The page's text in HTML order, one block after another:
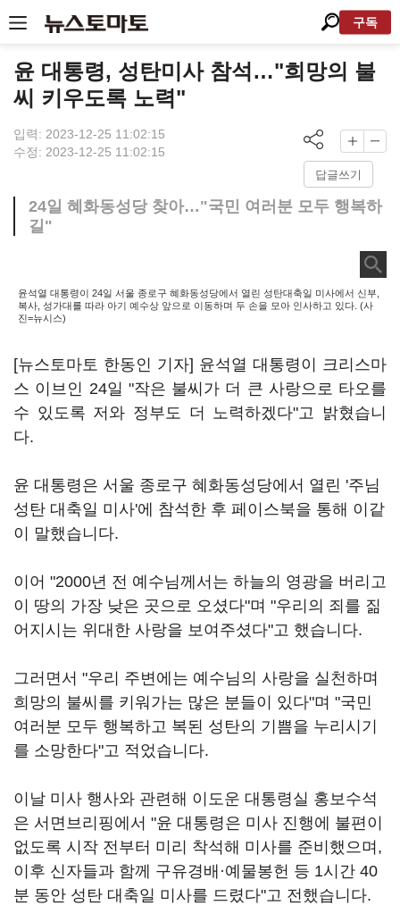
구독
윤 대통령, 성탄미사 참석…"희망의 불
씨 키우도록 노력"
입력: 2023-12-25 11:02:15
수정: 2023-12-25 11:02:15
답글쓰기
24일 혜화동성당 찾아…"국민 여러분 모두 행복하
길"
윤석열 대통령이 24일 서울 종로구 혜화동성당에서 열린 성탄대축일 미사에서 신부,
복사, 성가대를 따라 아기 예수상 앞으로 이동하며 두 손을 모아 인사하고 있다. (사
진=뉴시스)
[뉴스토마토 한동인 기자] 윤석열 대통령이 크리스마
스 이브인 24일 "작은 불씨가 더 큰 사랑으로 타오를
수 있도록 저와 정부도 더 노력하겠다"고 밝혔습니
다.
윤 대통령은 서울 종로구 혜화동성당에서 열린 '주님
성탄 대축일 미사'에 참석한 후 페이스북을 통해 이같
이 말했습니다.
이어 "2000년 전 예수님께서는 하늘의 영광을 버리고
이 땅의 가장 낮은 곳으로 오셨다"며 "우리의 죄를 짊
어지시는 위대한 사랑을 보여주셨다"고 했습니다.
그러면서 "우리 주변에는 예수님의 사랑을 실천하며
희망의 불씨를 키워가는 많은 분들이 있다"며 "국민
여러분 모두 행복하고 복된 성탄의 기쁨을 누리시기
를 소망한다"고 적었습니다.
이날 미사 행사와 관련해 이도운 대통령실 홍보수석
은 서면브리핑에서 "윤 대통령은 미사 진행에 불편이
없도록 시작 전부터 미리 착석해 미사를 준비했으며,
이후 신자들과 함께 구유경배·예물봉헌 등 1시간 40
분 동안 성탄 대축일 미사를 드렸다"고 전했습니다.